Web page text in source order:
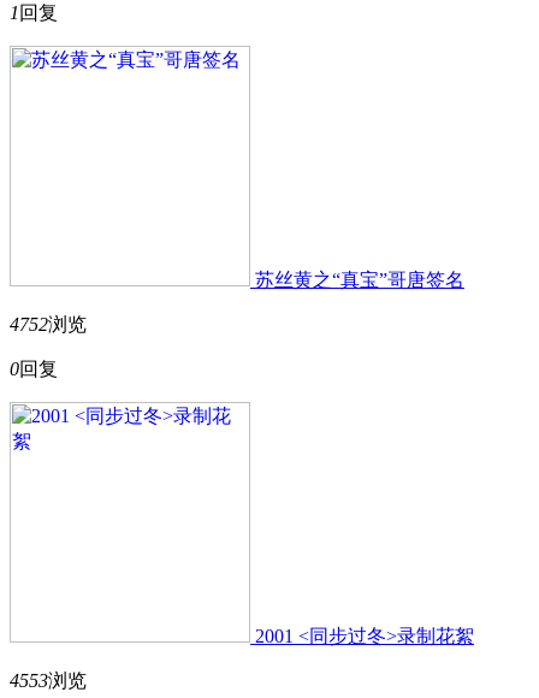
1 回复
苏丝黄之“真宝”哥唐签名
4752浏览
0回复
2001 <同步过冬>录制花絮
4553浏览